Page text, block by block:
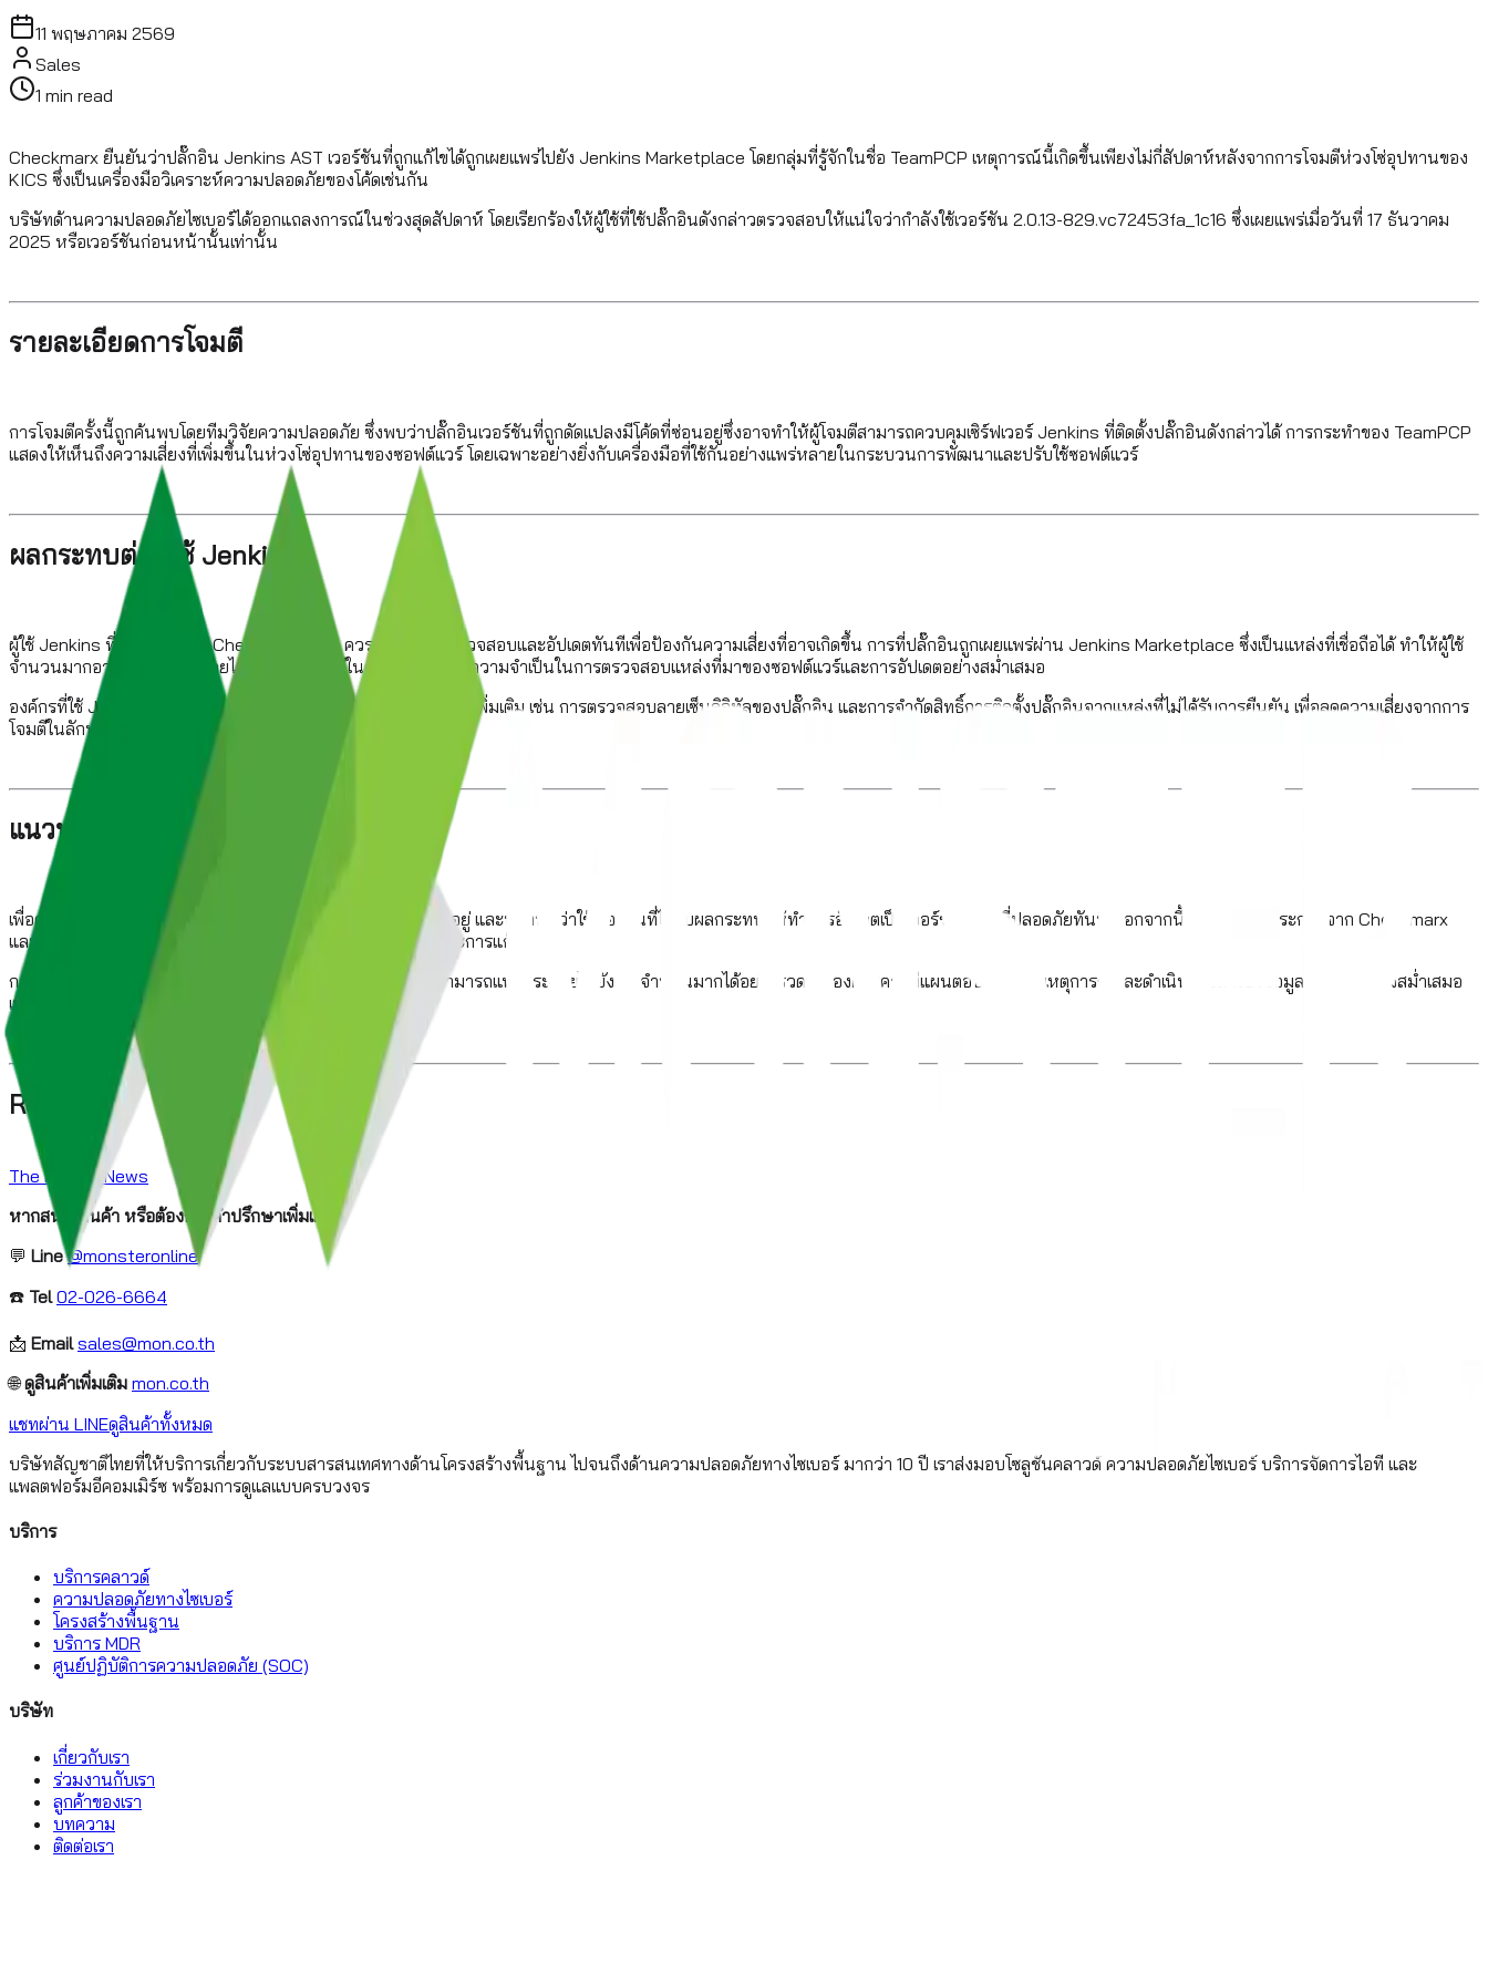
11 พฤษภาคม 2569
Sales
1 min read
Checkmarx ยืนยันว่าปลั๊กอิน Jenkins AST เวอร์ชันที่ถูกแก้ไขได้ถูกเผยแพร่ไปยัง Jenkins Marketplace โดยกลุ่มที่รู้จักในชื่อ TeamPCP เหตุการณ์นี้เกิดขึ้นเพียงไม่กี่สัปดาห์หลังจากการโจมตีห่วงโซ่อุปทานของ
KICS ซึ่งเป็นเครื่องมือวิเคราะห์ความปลอดภัยของโค้ดเช่นกัน
บริษัทด้านความปลอดภัยไซเบอร์ได้ออกแถลงการณ์ในช่วงสุดสัปดาห์ โดยเรียกร้องให้ผู้ใช้ที่ใช้ปลั๊กอินดังกล่าวตรวจสอบให้แน่ใจว่ากำลังใช้เวอร์ชัน 2.0.13-829.vc72453fa_1c16 ซึ่งเผยแพร่เมื่อวันที่ 17 ธันวาคม
2025 หรือเวอร์ชันก่อนหน้านั้นเท่านั้น
รายละเอียดการโจมตี
การโจมตีครั้งนี้ถูกค้นพบโดยทีมวิจัยความปลอดภัย ซึ่งพบว่าปลั๊กอินเวอร์ชันที่ถูกดัดแปลงมีโค้ดที่ซ่อนอยู่ซึ่งอาจทำให้ผู้โจมตีสามารถควบคุมเซิร์ฟเวอร์ Jenkins ที่ติดตั้งปลั๊กอินดังกล่าวได้ การกระทำของ TeamPCP
แสดงให้เห็นถึงความเสี่ยงที่เพิ่มขึ้นในห่วงโซ่อุปทานของซอฟต์แวร์ โดยเฉพาะอย่างยิ่งกับเครื่องมือที่ใช้กันอย่างแพร่หลายในกระบวนการพัฒนาและปรับใช้ซอฟต์แวร์
ผลกระทบต่อผู้ใช้ Jenkins
ผู้ใช้ Jenkins ที่ติดตั้งปลั๊กอิน Checkmarx AST ควรดำเนินการตรวจสอบและอัปเดตทันทีเพื่อป้องกันความเสี่ยงที่อาจเกิดขึ้น การที่ปลั๊กอินถูกเผยแพร่ผ่าน Jenkins Marketplace ซึ่งเป็นแหล่งที่เชื่อถือได้ ทำให้ผู้ใช้
จำนวนมากอาจตกเป็นเหยื่อโดยไม่รู้ตัว การโจมตีในครั้งนี้เน้นย้ำถึงความจำเป็นในการตรวจสอบแหล่งที่มาของซอฟต์แวร์และการอัปเดตอย่างสม่ำเสมอ
องค์กรที่ใช้ Jenkins ควรพิจารณาใช้มาตรการรักษาความปลอดภัยเพิ่มเติม เช่น การตรวจสอบลายเซ็นดิจิทัลของปลั๊กอิน และการจำกัดสิทธิ์การติดตั้งปลั๊กอินจากแหล่งที่ไม่ได้รับการยืนยัน เพื่อลดความเสี่ยงจากการ
โจมตีในลักษณะเดียวกันนี้
แนวทางการป้องกัน
เพื่อความปลอดภัย ผู้ใช้ควรตรวจสอบเวอร์ชันของปลั๊กอินที่ติดตั้งอยู่ และหากพบว่าใช้เวอร์ชันที่ได้รับผลกระทบ ให้ทำการอัปเดตเป็นเวอร์ชันล่าสุดที่ปลอดภัยทันที นอกจากนี้ ควรติดตามประกาศจาก Checkmarx
และ Jenkins อย่างใกล้ชิดเพื่อรับข้อมูลอัปเดตเกี่ยวกับช่องโหว่และการแก้ไข
การโจมตีห่วงโซ่อุปทานเช่นนี้เป็นภัยคุกคามที่รุนแรง เนื่องจากสามารถแพร่กระจายไปยังผู้ใช้จำนวนมากได้อย่างรวดเร็ว องค์กรควรมีแผนตอบสนองต่อเหตุการณ์และดำเนินการสำรองข้อมูลที่สำคัญอย่างสม่ำเสมอ
เพื่อลดผลกระทบหากเกิดการโจมตีขึ้น
Reference
The Hacker News
หากสนใจสินค้า หรือต้องการคำปรึกษาเพิ่มเติม
💬 Line @monsteronline
☎️ Tel 02-026-6664
📩 Email sales@mon.co.th
🌐ดูสินค้าเพิ่มเติม mon.co.th
แชทผ่าน LINEดูสินค้าทั้งหมด
บริษัทสัญชาติไทยที่ให้บริการเกี่ยวกับระบบสารสนเทศทางด้านโครงสร้างพื้นฐาน ไปจนถึงด้านความปลอดภัยทางไซเบอร์ มากว่า 10 ปี เราส่งมอบโซลูชันคลาวด์ ความปลอดภัยไซเบอร์ บริการจัดการไอที และ
แพลตฟอร์มอีคอมเมิร์ซ พร้อมการดูแลแบบครบวงจร
บริการ
บริการคลาวด์
ความปลอดภัยทางไซเบอร์
โครงสร้างพื้นฐาน
บริการ MDR
ศูนย์ปฏิบัติการความปลอดภัย (SOC)
บริษัท
เกี่ยวกับเรา
ร่วมงานกับเรา
ลูกค้าของเรา
บทความ
ติดต่อเรา